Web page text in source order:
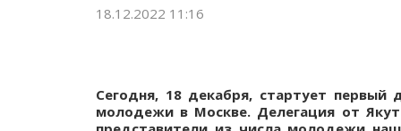
18.12.2022 11:16
Сегодня, 18 декабря, стартует
молодежи в Москве. Делегация от